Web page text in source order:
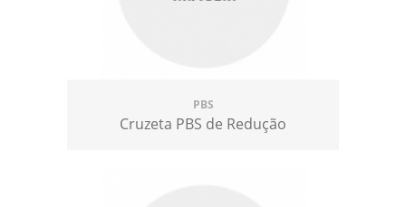
PBS
Cruzeta PBS de Redução